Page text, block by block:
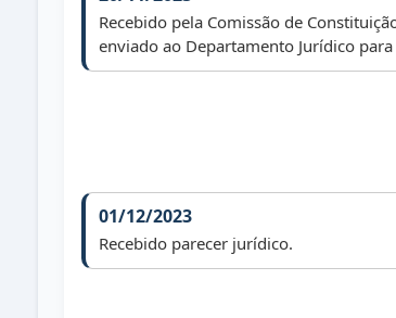
Recebido pela Comissão de
enviado ao Departamento Jurídico para
01/12/2023
Recebido parecer jurídico.